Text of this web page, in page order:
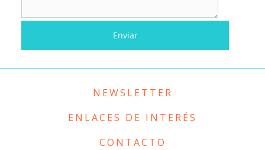
NEWSLETTER
ENLACES DE INTERÉS
CONTACTO